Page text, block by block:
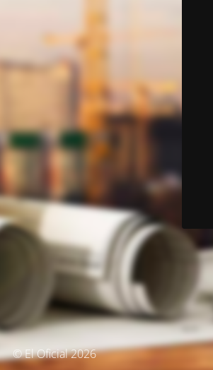
© El Oficial 2026